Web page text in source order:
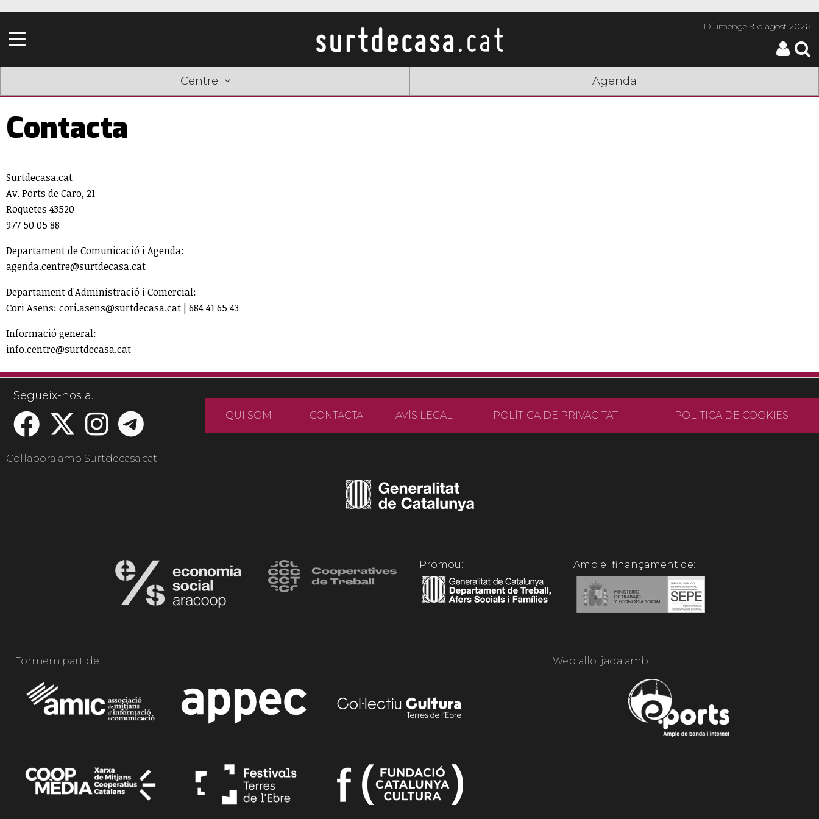
Diumenge9 d’agost 2026
Centre Agenda
Contacta
Surtdecasa.cat
Av. Ports de Caro, 21
Roquetes 43520
977 50 05 88
Departament de Comunicació i Agenda:
agenda.centre@surtdecasa.cat
Departament d'Administració i Comercial:
Cori Asens: cori.asens@surtdecasa.cat | 684 41 65 43
Informació general:
info.centre@surtdecasa.cat
Segueix-nos a...
QUI SOM CONTACTA AVÍS LEGAL POLÍTICA DE PRIVACITAT POLÍTICA DE COOKIES
Col·labora amb Surtdecasa.cat
Promou: Amb el finançament de:
Formem part de: Web allotjada amb: